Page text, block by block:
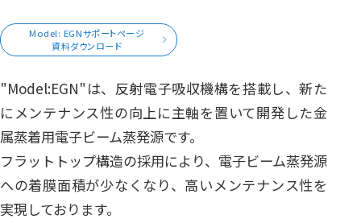
Model: EGNサポートページ
資料ダウンロード
"Model:EGN"は、反射電子吸収機構を搭載し、新た
にメンテナンス性の向上に主軸を置いて開発した金
属蒸着用電子ビーム蒸発源です。
フラットトップ構造の採用により、電子ビーム蒸発源
への着膜面積が少なくなり、高いメンテナンス性を
実現しております。